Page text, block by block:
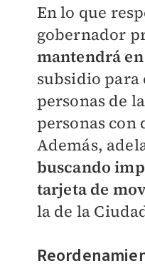
En lo que
gobernador
mantendrá
subsidio para
personas de
personas con
Además,
buscando
tarjeta de
la de la